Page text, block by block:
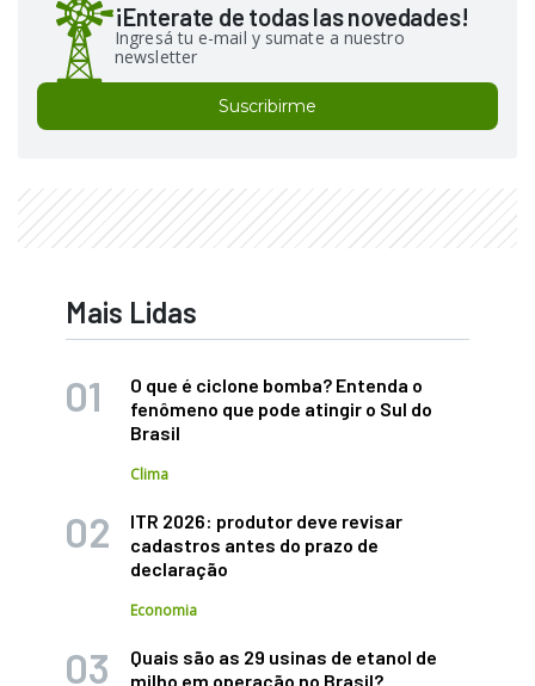
¡Enterate de todas las novedades!
Ingresá tu e-mail y sumate a nuestro
newsletter
Suscribirme
Mais Lidas
O que é ciclone bomba? Entenda o
fenômeno que pode atingir o Sul do
Brasil
Clima
ITR 2026: produtor deve revisar
cadastros antes do prazo de
declaração
Economia
Quais são as 29 usinas de etanol de
milho em operação no Brasil?